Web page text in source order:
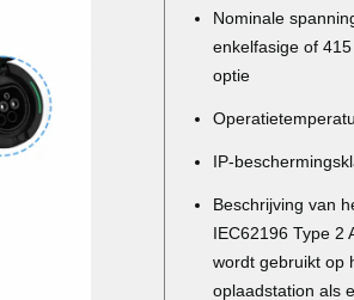
Nominale
enkelfasige of
optie
IP-
Beschrijving van
IEC62196 Type 2
wordt gebruikt op
oplaadstation als